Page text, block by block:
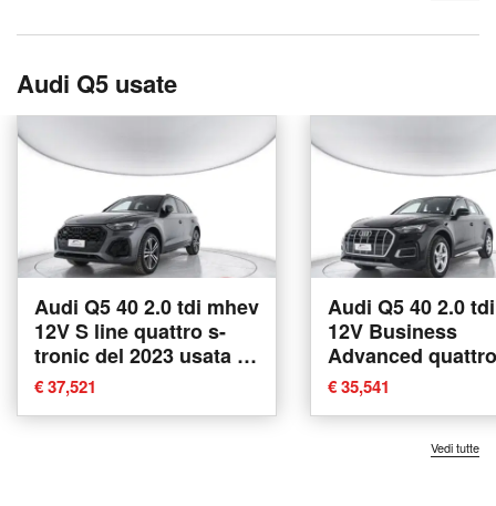
Audi Q5 usate
Audi Q5 40 2.0 tdi mhev
12V S line quattro s-
tronic del 2023 usata a
Corciano
€ 37,521
Audi Q5 40 2.0
12V Business
Advanced
tronic del 2023
Corciano
€ 35,541
Vedi tutte